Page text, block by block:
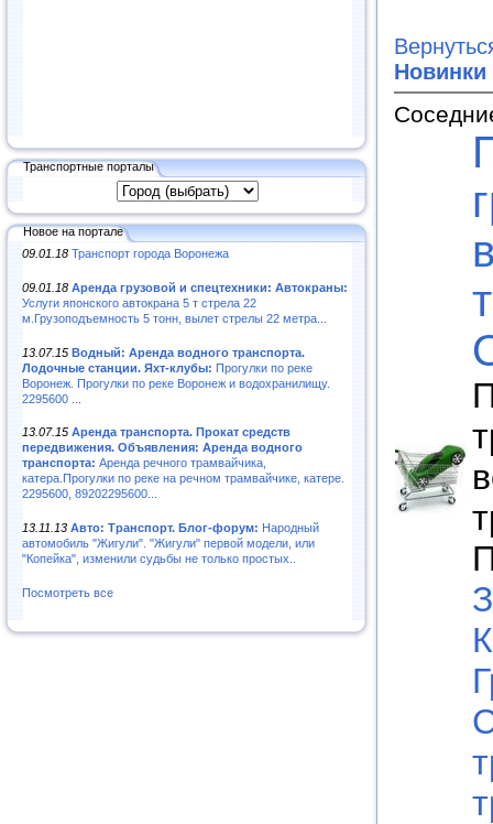
Транспортные порталы
Новое на портале
09.01.18 Транспорт города Воронежа
09.01.18 Аренда грузовой и спецтехники: Автокраны:
Услуги японского автокрана 5 т стрела 22
м.Грузоподъемность 5 тонн, вылет стрелы 22 метра...
13.07.15 Водный: Аренда водного транспорта.
Лодочные станции. Яхт-клубы: Прогулки по реке
Воронеж. Прогулки по реке Воронеж и водохранилищу.
2295600 ...
13.07.15 Аренда транспорта. Прокат средств
передвижения. Объявления: Аренда водного
транспорта: Аренда речного трамвайчика,
катера.Прогулки по реке на речном трамвайчике, катере.
2295600, 89202295600...
13.11.13 Авто: Транспорт. Блог-форум: Народный
автомобиль "Жигули". "Жигули" первой модели, или
"Копейка", изменили судьбы не только простых..
Посмотреть все
Новинки